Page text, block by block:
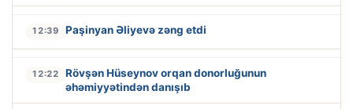
12:39 Paşinyan Əliyevə zəng etdi
12:22
Rövşən Hüseynov orqan donorluğunun
əhəmiyyətindən danışıb